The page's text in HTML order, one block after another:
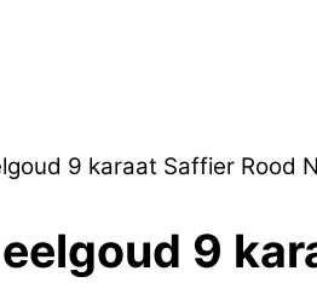
9 karaat Saffier Rood
9